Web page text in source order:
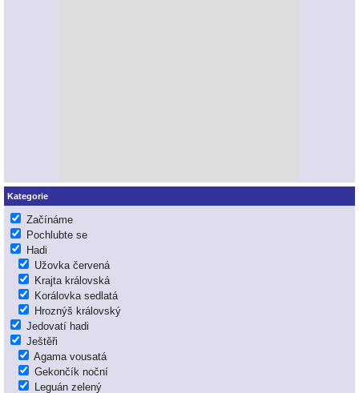
Kategorie
Začínáme
Pochlubte se
Hadi
Užovka červená
Krajta královská
Korálovka sedlatá
Hroznýš královský
Jedovatí hadi
Ještěři
Agama vousatá
Gekončík noční
Leguán zelený